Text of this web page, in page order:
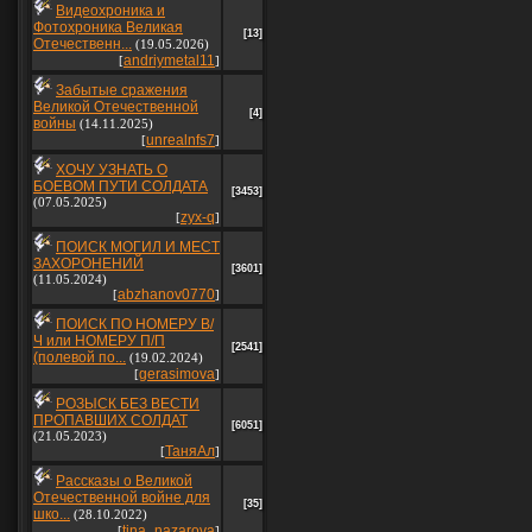
Видеохроника и
Фотохроника Великая
Отечественн... (19.05.2026)
[andriymetal11]
[13]
Забытые сражения
Великой Отечественной
войны (14.11.2025)
[unrealnfs7]
[4]
ХОЧУ УЗНАТЬ О
БОЕВОМ ПУТИ СОЛДАТА
(07.05.2025)
[zyx-q]
[3453]
ПОИСК МОГИЛ И МЕСТ
ЗАХОРОНЕНИЙ
(11.05.2024)
[abzhanov0770]
[3601]
ПОИСК ПО НОМЕРУ В/
Ч или НОМЕРУ П/П
(полевой по... (19.02.2024)
[gerasimova]
[2541]
РОЗЫСК БЕЗ ВЕСТИ
ПРОПАВШИХ СОЛДАТ
(21.05.2023)
[ТаняАл]
[6051]
Рассказы о Великой
Отечественной войне для
шко... (28.10.2022)
[35]